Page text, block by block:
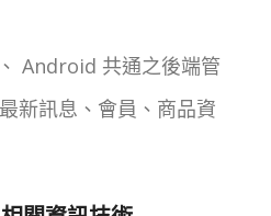
Android 共通之後端管
新訊息、會員、商品資